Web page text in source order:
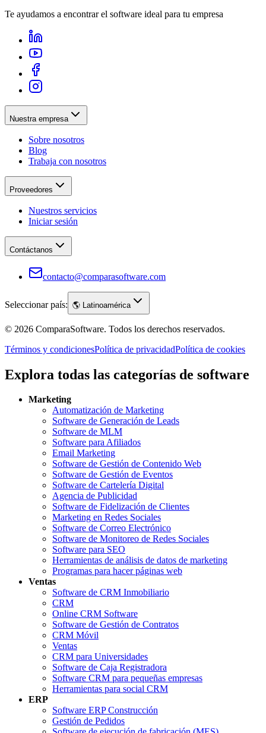
Te ayudamos a encontrar el software ideal para tu empresa
Nuestra empresa
Sobre nosotros
Blog
Trabaja con nosotros
Proveedores
Nuestros servicios
Iniciar sesión
Contáctanos
contacto@comparasoftware.com
Seleccionar país: 🌎 Latinoamérica
© 2026 ComparaSoftware. Todos los derechos reservados.
Términos y condicionesPolítica de privacidadPolítica de cookies
Explora todas las categorías de software
Marketing
Automatización de Marketing
Software de Generación de Leads
Software de MLM
Software para Afiliados
Email Marketing
Software de Gestión de Contenido Web
Software de Gestión de Eventos
Software de Cartelería Digital
Agencia de Publicidad
Software de Fidelización de Clientes
Marketing en Redes Sociales
Software de Correo Electrónico
Software de Monitoreo de Redes Sociales
Software para SEO
Herramientas de análisis de datos de marketing
Programas para hacer páginas web
Ventas
Software de CRM Inmobiliario
CRM
Online CRM Software
Software de Gestión de Contratos
CRM Móvil
Ventas
CRM para Universidades
Software de Caja Registradora
Software CRM para pequeñas empresas
Herramientas para social CRM
ERP
Software ERP Construcción
Gestión de Pedidos